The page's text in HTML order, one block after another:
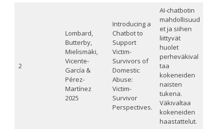
2
Lombard,
Butterby,
Mielismäki,
Vicente-
García &
Pérez-
Martínez
2025
Introducing a
Chatbot to
Support
Victim-
Survivors of
Domestic
Abuse:
Victim-
Survivor
Perspectives.
AI-chatbotin
mahdollisuud
et ja siihen
liittyvät
huolet
perheväkival
taa
kokeneiden
naisten
tukena.
Väkivaltaa
kokeneiden
haastattelut.